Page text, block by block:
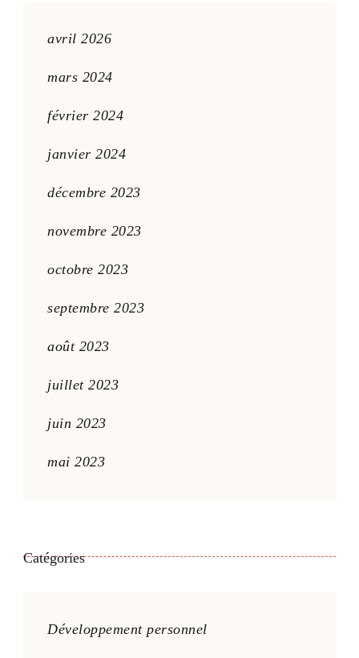
avril 2026
mars 2024
février 2024
janvier 2024
décembre 2023
novembre 2023
octobre 2023
septembre 2023
août 2023
juillet 2023
juin 2023
mai 2023
Catégories
Développement personnel